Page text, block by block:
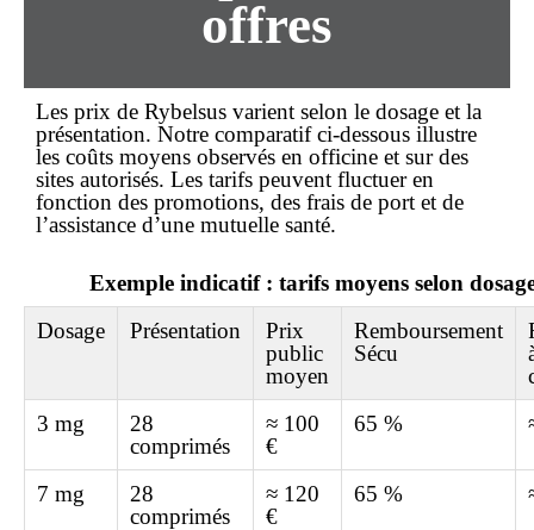
offres
Les prix de Rybelsus varient selon le dosage et la
présentation. Notre comparatif ci-dessous illustre
les coûts moyens observés en officine et sur des
sites autorisés. Les tarifs peuvent fluctuer en
fonction des promotions, des frais de port et de
l’assistance d’une mutuelle santé.
Exemple indicatif : tarifs moyens selon
Dosage
Présentation
Prix
public
moyen
Remboursement
Sécu
3 mg
28
comprimés
≈ 100
€
65 %
7 mg
28
comprimés
≈ 120
€
65 %